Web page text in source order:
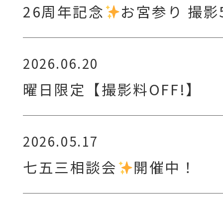
26周年記念 お宮参り 撮
2026.06.20
曜日限定【撮影料OFF!】
2026.05.17
七五三相談会 開催中！